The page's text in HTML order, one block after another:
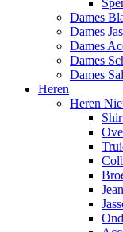
Dames
Dames
Dames
Dames
Dames
Heren
Heren